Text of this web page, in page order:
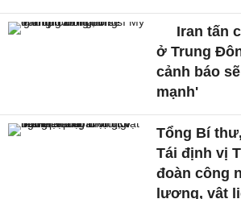
Iran tấn
ở Trung
cảnh báo
mạnh'
Tổng Bí
Tái định vị
đoàn công
lượng, vật